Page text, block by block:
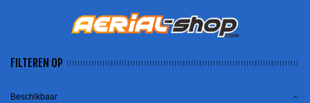
FILTEREN OP
Beschikbaar